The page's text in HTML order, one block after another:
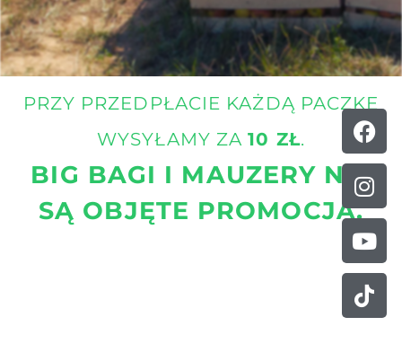
PRZY PRZEDPŁACIE KAŻDĄ PACZKĘ
WYSYŁAMY ZA10 ZŁ.
BIG BAGI I MAUZERY NIE
SĄ OBJĘTE PROMOCJĄ.
f